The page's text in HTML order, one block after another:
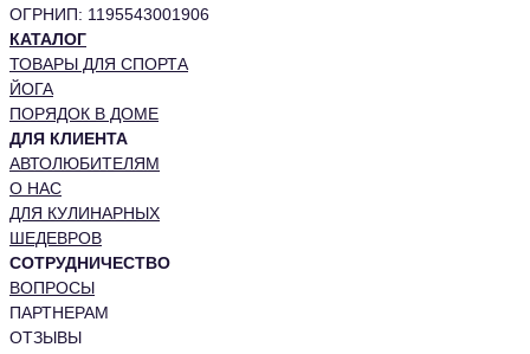
ОГРНИП: 1195543001906
КАТАЛОГ
ТОВАРЫ ДЛЯ СПОРТА
ЙОГА
ПОРЯДОК В ДОМЕ
ДЛЯ КЛИЕНТА
АВТОЛЮБИТЕЛЯМ
О НАС
ДЛЯ КУЛИНАРНЫХ
ШЕДЕВРОВ
СОТРУДНИЧЕСТВО
ВОПРОСЫ
ПАРТНЕРАМ
ОТЗЫВЫ